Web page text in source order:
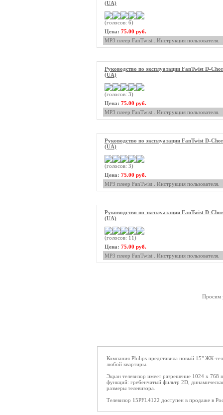
(UA)
(голосов: 6)
Цена: 75.00 руб.
MP3 плеер FanTwist . Инструкция пользователя.
Руководство по эксплуатации FanTwist D-
(UA)
(голосов: 3)
Цена: 75.00 руб.
MP3 плеер FanTwist . Инструкция пользователя.
Руководство по эксплуатации FanTwist D-
(UA)
(голосов: 3)
Цена: 75.00 руб.
MP3 плеер FanTwist . Инструкция пользователя.
Руководство по эксплуатации FanTwist D-
(UA)
(голосов: 11)
Цена: 75.00 руб.
MP3 плеер FanTwist . Инструкция пользователя.
Просим
Компания Philips представила новый 15" ЖК-
любой квартиры.
Экран телевизор имеет разрешение 1024 x 768
функций: гребенчатый фильтр 2D,
размеры телевизора.
Телевизор 15PFL4122 доступен в продаже в